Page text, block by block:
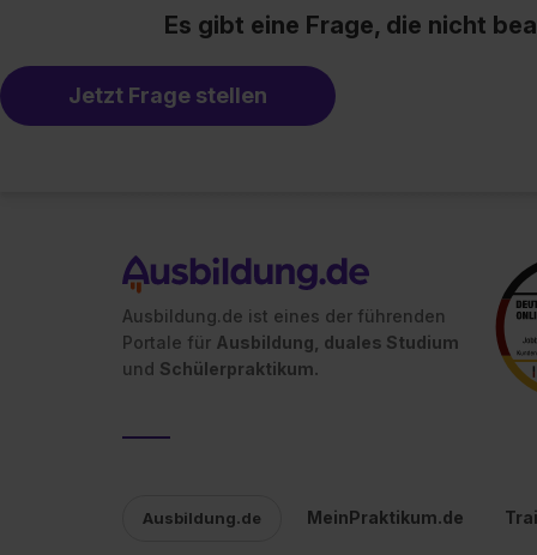
jederzeit mit Wirkung für die
„Datenschutz-
„Details zeigen“. Weitere
Es gibt eine Frage, die nicht
Jetzt Frage stellen
Ausbildung.de ist eines der führenden
Portale für Ausbildung, duales Studium
und Schülerpraktikum.
Ausbildung.de MeinPraktikum.de